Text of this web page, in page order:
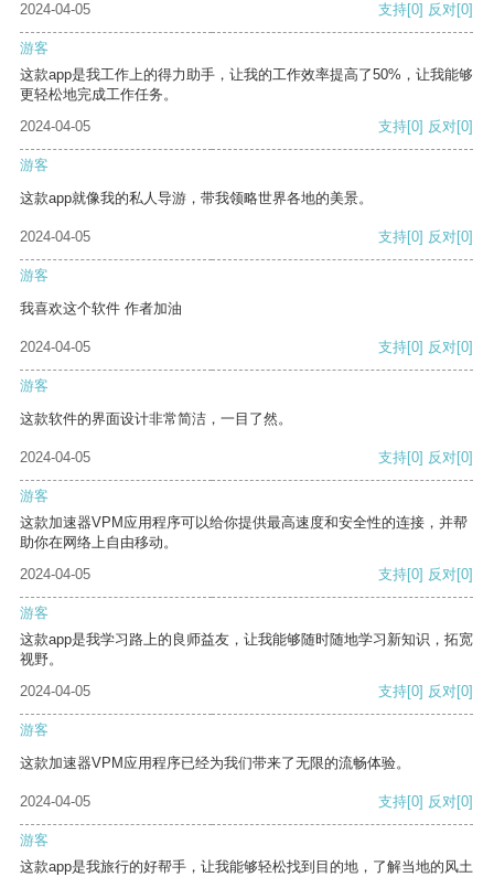
2024-04-05 支持[0] 反对[0]
游客
这款app是我工作上的得力助手，让我的工作效率提高了50%，让我能够
更轻松地完成工作任务。
2024-04-05
支持[0] 反对[0]
游客
这款app就像我的私人导游，带我领略世界各地的美景。
2024-04-05 支持[0] 反对[0]
游客
我喜欢这个软件 作者加油
2024-04-05 支持[0] 反对[0]
游客
这款软件的界面设计非常简洁，一目了然。
2024-04-05 支持[0] 反对[0]
游客
这款加速器VPM应用程序可以给你提供最高速度和安全性的连接，并帮
助你在网络上自由移动。
2024-04-05
支持[0] 反对[0]
游客
这款app是我学习路上的良师益友，让我能够随时随地学习新知识，拓宽
视野。
2024-04-05
支持[0] 反对[0]
游客
这款加速器VPM应用程序已经为我们带来了无限的流畅体验。
2024-04-05 支持[0] 反对[0]
游客
这款app是我旅行的好帮手，让我能够轻松找到目的地，了解当地的风土